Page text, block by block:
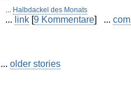
... Halbdackel des Monats
... link [9 Kommentare] ...
... older stories